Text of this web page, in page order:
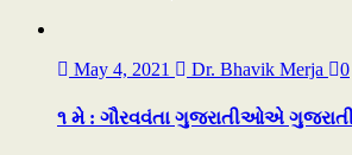
May 4, 2021 Dr. Bhavik Merja 0
૧ મે : ગૌરવવંતા ગુજરાતીઓએ